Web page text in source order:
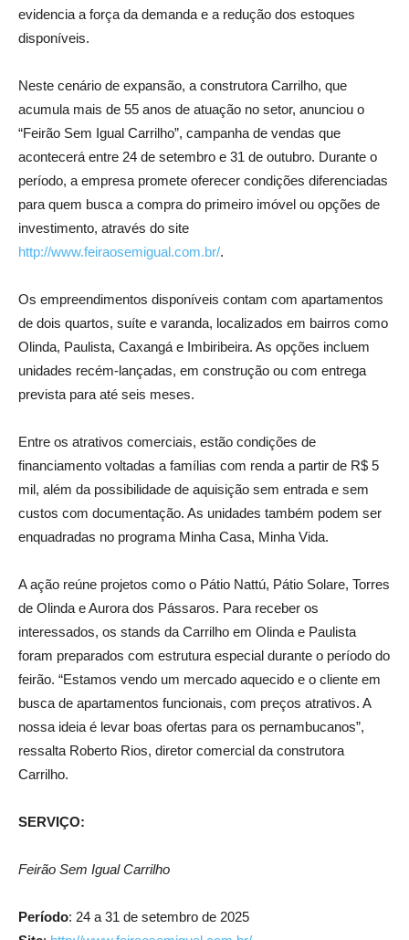
evidencia a força da demanda e a redução dos estoques
disponíveis.
Neste cenário de expansão, a construtora Carrilho, que
acumula mais de 55 anos de atuação no setor, anunciou o
“Feirão Sem Igual Carrilho”, campanha de vendas que
acontecerá entre 24 de setembro e 31 de outubro. Durante o
período, a empresa promete oferecer condições diferenciadas
para quem busca a compra do primeiro imóvel ou opções de
investimento, através do site
http://www.feiraosemigual.com.br/.
Os empreendimentos disponíveis contam com apartamentos
de dois quartos, suíte e varanda, localizados em bairros como
Olinda, Paulista, Caxangá e Imbiribeira. As opções incluem
unidades recém-lançadas, em construção ou com entrega
prevista para até seis meses.
Entre os atrativos comerciais, estão condições de
financiamento voltadas a famílias com renda a partir de R$ 5
mil, além da possibilidade de aquisição sem entrada e sem
custos com documentação. As unidades também podem ser
enquadradas no programa Minha Casa, Minha Vida.
A ação reúne projetos como o Pátio Nattú, Pátio Solare, Torres
de Olinda e Aurora dos Pássaros. Para receber os
interessados, os stands da Carrilho em Olinda e Paulista
foram preparados com estrutura especial durante o período do
feirão. “Estamos vendo um mercado aquecido e o cliente em
busca de apartamentos funcionais, com preços atrativos. A
nossa ideia é levar boas ofertas para os pernambucanos”,
ressalta Roberto Rios, diretor comercial da construtora
Carrilho.
SERVIÇO:
Feirão Sem Igual Carrilho
Período: 24 a 31 de setembro de 2025